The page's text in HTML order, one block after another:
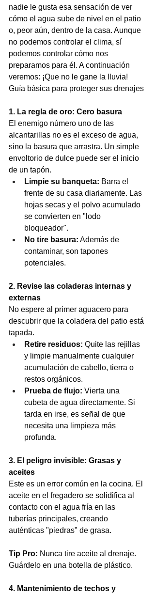
nadie le gusta esa sensación de ver
cómo el agua sube de nivel en el patio
o, peor aún, dentro de la casa. Aunque
no podemos controlar el clima, sí
podemos controlar cómo nos
preparamos para él. A continuación
veremos: ¡Que no le gane la lluvia!
Guía básica para proteger sus drenajes
1. La regla de oro: Cero basura
El enemigo número uno de las
alcantarillas no es el exceso de agua,
sino la basura que arrastra. Un simple
envoltorio de dulce puede ser el inicio
de un tapón.
Limpie su banqueta: Barra el
frente de su casa diariamente. Las
hojas secas y el polvo acumulado
se convierten en "lodo
bloqueador".
No tire basura: Además de
contaminar, son tapones
potenciales.
2. Revise las coladeras internas y
externas
No espere al primer aguacero para
descubrir que la coladera del patio está
tapada.
Retire residuos: Quite las rejillas
y limpie manualmente cualquier
acumulación de cabello, tierra o
restos orgánicos.
Prueba de flujo: Vierta una
cubeta de agua directamente. Si
tarda en irse, es señal de que
necesita una limpieza más
profunda.
3. El peligro invisible: Grasas y
aceites
Este es un error común en la cocina. El
aceite en el fregadero se solidifica al
contacto con el agua fría en las
tuberías principales, creando
auténticas "piedras" de grasa.
Tip Pro: Nunca tire aceite al drenaje.
Guárdelo en una botella de plástico.
4. Mantenimiento de techos y